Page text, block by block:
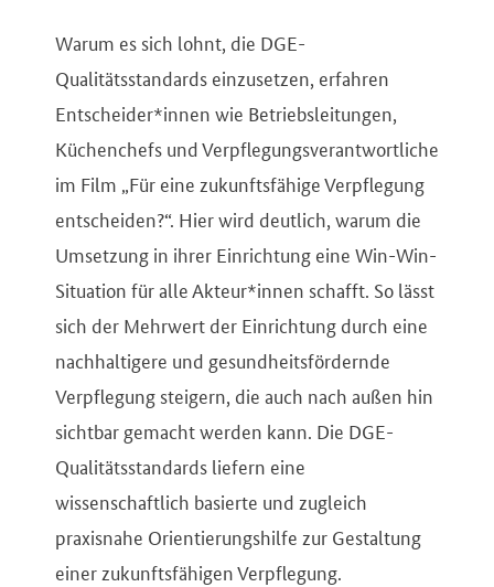
Warum es sich lohnt, die DGE-
Qualitätsstandards einzusetzen, erfahren
Entscheider*innen wie Betriebsleitungen,
Küchenchefs und Verpflegungsverantwortliche
im Film „Für eine zukunftsfähige Verpflegung
entscheiden?“. Hier wird deutlich, warum die
Umsetzung in ihrer Einrichtung eine Win-Win-
Situation für alle Akteur*innen schafft. So lässt
sich der Mehrwert der Einrichtung durch eine
nachhaltigere und gesundheitsfördernde
Verpflegung steigern, die auch nach außen hin
sichtbar gemacht werden kann. Die DGE-
Qualitätsstandards liefern eine
wissenschaftlich basierte und zugleich
praxisnahe Orientierungshilfe zur Gestaltung
einer zukunftsfähigen Verpflegung.